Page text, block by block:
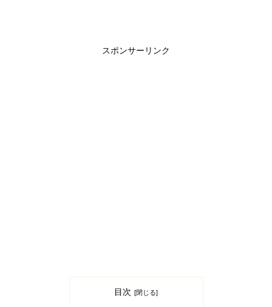
スポンサーリンク
目次